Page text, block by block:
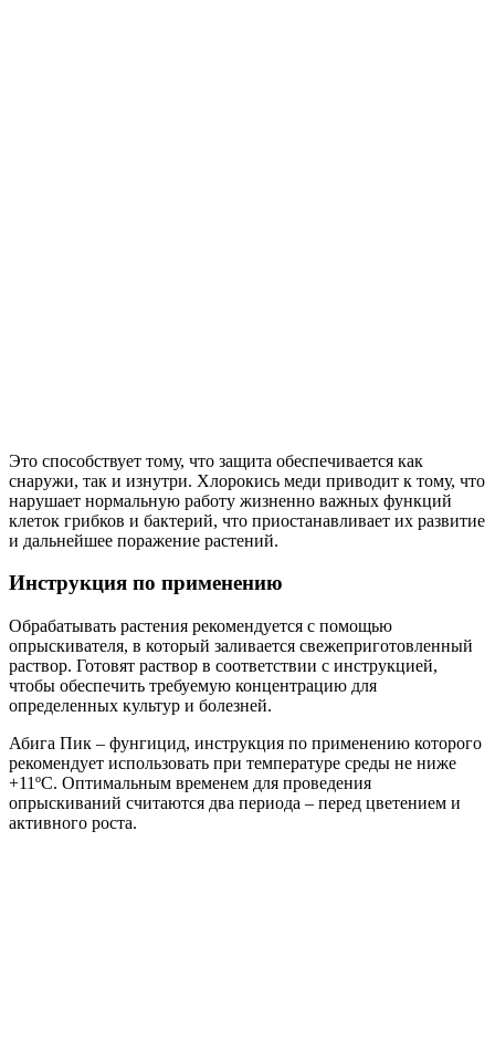
Это способствует тому, что защита обеспечивается как
снаружи, так и изнутри. Хлорокись меди приводит к тому, что
нарушает нормальную работу жизненно важных функций
клеток грибков и бактерий, что приостанавливает их развитие
и дальнейшее поражение растений.
Инструкция по применению
Обрабатывать растения рекомендуется с помощью
опрыскивателя, в который заливается свежеприготовленный
раствор. Готовят раствор в соответствии с инструкцией,
чтобы обеспечить требуемую концентрацию для
определенных культур и болезней.
Абига Пик – фунгицид, инструкция по применению которого
рекомендует использовать при температуре среды не ниже
+11ºС. Оптимальным временем для проведения
опрыскиваний считаются два периода – перед цветением и
активного роста.